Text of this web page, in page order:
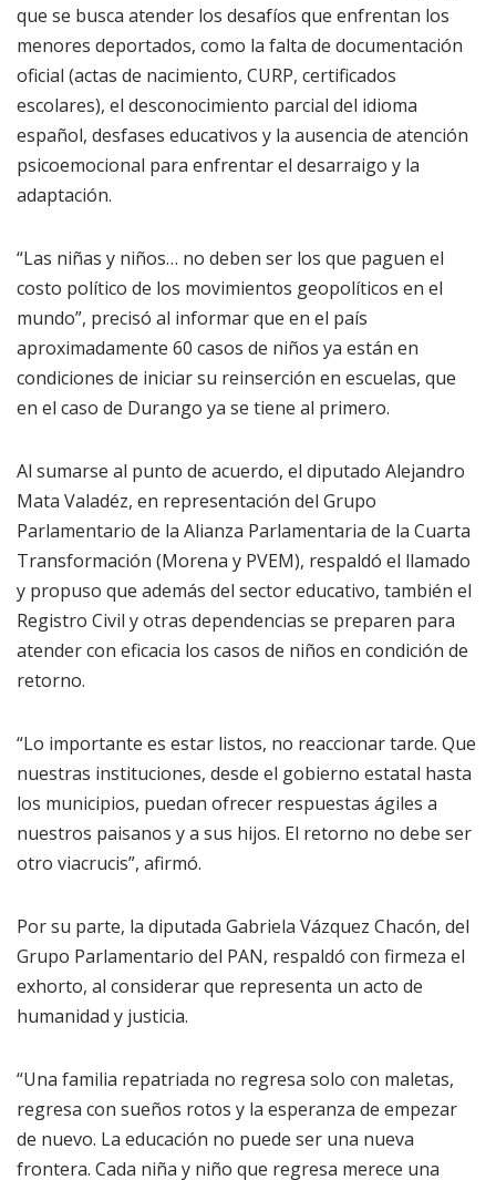
que se busca atender los desafíos que enfrentan los
menores deportados, como la falta de documentación
oficial (actas de nacimiento, CURP, certificados
escolares), el desconocimiento parcial del idioma
español, desfases educativos y la ausencia de atención
psicoemocional para enfrentar el desarraigo y la
adaptación.
“Las niñas y niños… no deben ser los que paguen el
costo político de los movimientos geopolíticos en el
mundo”, precisó al informar que en el país
aproximadamente 60 casos de niños ya están en
condiciones de iniciar su reinserción en escuelas, que
en el caso de Durango ya se tiene al primero.
Al sumarse al punto de acuerdo, el diputado Alejandro
Mata Valadéz, en representación del Grupo
Parlamentario de la Alianza Parlamentaria de la Cuarta
Transformación (Morena y PVEM), respaldó el llamado
y propuso que además del sector educativo, también el
Registro Civil y otras dependencias se preparen para
atender con eficacia los casos de niños en condición de
retorno.
“Lo importante es estar listos, no reaccionar tarde. Que
nuestras instituciones, desde el gobierno estatal hasta
los municipios, puedan ofrecer respuestas ágiles a
nuestros paisanos y a sus hijos. El retorno no debe ser
otro viacrucis”, afirmó.
Por su parte, la diputada Gabriela Vázquez Chacón, del
Grupo Parlamentario del PAN, respaldó con firmeza el
exhorto, al considerar que representa un acto de
humanidad y justicia.
“Una familia repatriada no regresa solo con maletas,
regresa con sueños rotos y la esperanza de empezar
de nuevo. La educación no puede ser una nueva
frontera. Cada niña y niño que regresa merece una